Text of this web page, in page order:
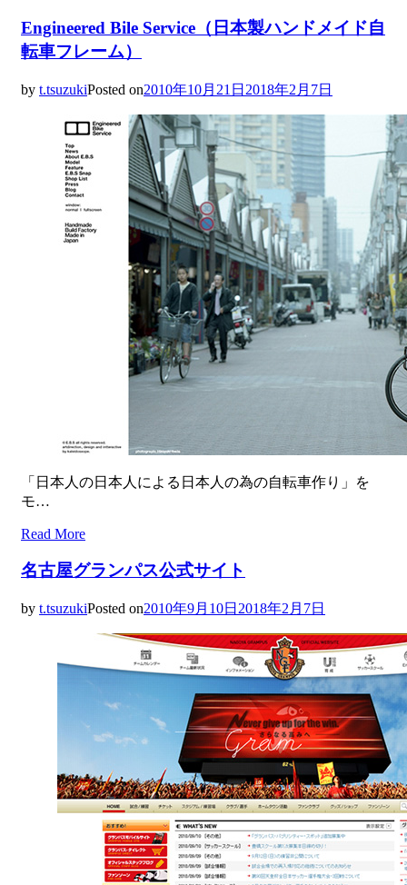
Engineered Bile Service（日本製ハンドメイド自
転車フレーム）
by t.tsuzukiPosted on2010年10月21日 2018年2月7日
「日本人の日本人による日本人の為の自転車作り」を
モ…
Read More
名古屋グランパス公式サイト
by t.tsuzukiPosted on2010年9月10日 2018年2月7日